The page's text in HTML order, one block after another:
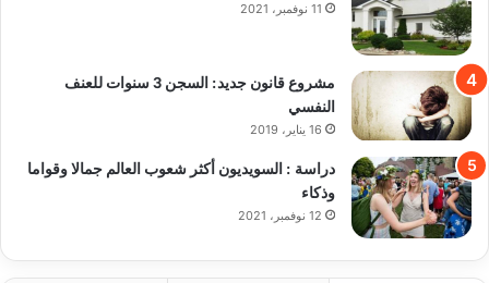
11 نوفمبر، 2021
مشروع قانون جديد: السجن 3 سنوات للعنف
النفسي
16 يناير، 2019
دراسة : السويديون أكثر شعوب العالم جمالا وقواما
وذكاء
12 نوفمبر، 2021